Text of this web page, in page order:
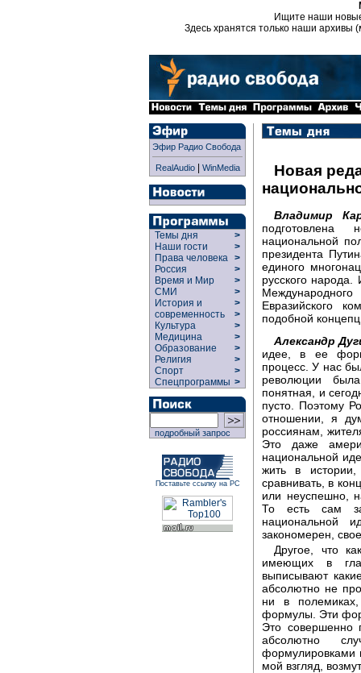
Ищите наши
Здесь хранятся только наши архивы
Эфир Радио Свобода
RealAudio| WinMedia
Темы дня
>
Наши гости
>
Права человека >
Россия
>
Время и Мир
>
СМИ
>
История и
современность
>
>
Культура
>
Медицина
>
Образование
>
Религия
>
Спорт
>
Спецпрограммы >
подробный запрос
Поставьте ссылку на РС
Новая
Владимир
подготовлена
национальной
президента
единого
русского
Евразийского
подобной
Александр
идее, в ее
процесс. У нас
революции была
понятная, и
пусто. Поэтому
отношении, я
россиянам,
Это даже
национальной
жить в
сравнивать, в
или неуспешно,
То есть сам
национальной
закономерен,
Другое, что
имеющих в
выписывают
абсолютно не
ни в
формулы. Эти
Это совершенно
абсолютно
формулировками
мой взгляд,